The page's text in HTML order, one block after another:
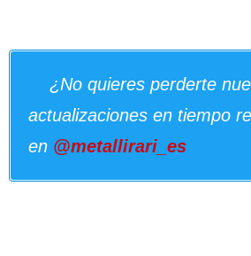
¿No quieres perderte
actualizaciones en tiempo
en @metallirari_es